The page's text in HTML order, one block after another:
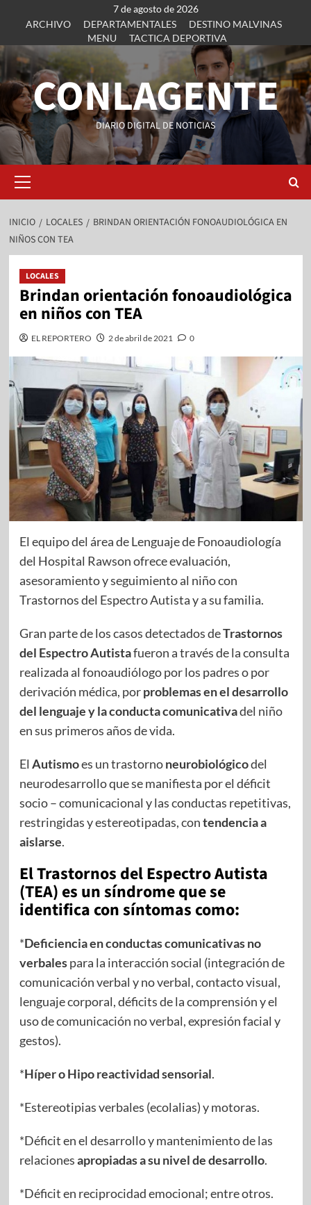
7 de agosto de 2026
ARCHIVO
DEPARTAMENTALES
DESTINO MALVINAS
MENU
TACTICA DEPORTIVA
CONLAGENTE
DIARIO DIGITAL DE NOTICIAS
INICIO LOCALES
BRINDAN ORIENTACIÓN FONOAUDIOLÓGICA EN
NIÑOS CON TEA
LOCALES
Brindan orientación fonoaudiológica
en niños con TEA
EL REPORTERO 2 de abril de 2021 0
El equipo del área de Lenguaje de Fonoaudiología
del Hospital Rawson ofrece evaluación,
asesoramiento y seguimiento al niño con
Trastornos del Espectro Autista y a su familia.
Gran parte de los casos detectados deTrastornos
del Espectro Autistafueron a través de la consulta
realizada al fonoaudiólogo por los padres o por
derivación médica, porproblemas en el desarrollo
del lenguaje y la conducta comunicativadel niño
en sus primeros años de vida.
El Autismoes un trastornoneurobiológicodel
neurodesarrollo que se manifiesta por el déficit
socio – comunicacional y las conductas repetitivas,
restringidas y estereotipadas, contendencia a
aislarse.
El Trastornos del Espectro Autista
(TEA) es un síndrome que se
identifica con síntomas como:
*Deficiencia en conductas comunicativas no
verbalespara la interacción social (integración de
comunicación verbal y no verbal, contacto visual,
lenguaje corporal, déficits de la comprensión y el
uso de comunicación no verbal, expresión facial y
gestos).
*Híper o Hipo reactividad sensorial.
*Estereotipias verbales (ecolalias) y motoras.
*Déficit en el desarrollo y mantenimiento de las
relacionesapropiadas a su nivel de desarrollo.
*Déficit en reciprocidad emocional; entre otros.